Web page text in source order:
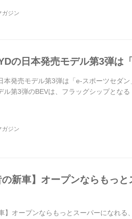
ガジン
の日本発売モデル第3弾
本発売モデル第3弾は「e-スポーツセダ
ル第3弾のBEVは、フラッグシップとな
ガジン
の新車】オープンならもっ
】オープンならもっとスーパーになれ